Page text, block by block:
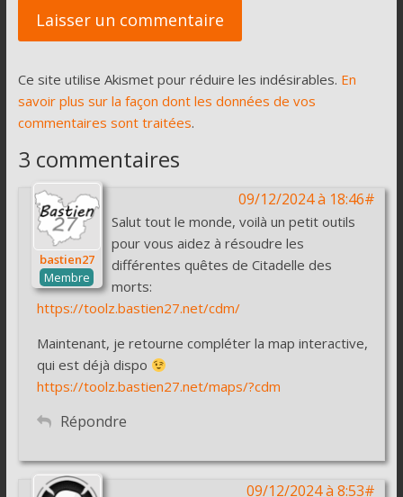
Ce site utilise Akismet pour réduire les indésirables. En
savoir plus sur la façon dont les données de vos
commentaires sont traitées.
3 commentaires
09/12/2024 à 18:46#
bastien27
Membre
Salut tout le monde, voilà un petit outils
pour vous aidez à résoudre les
différentes quêtes de Citadelle des
morts:
https://toolz.bastien27.net/cdm/
Maintenant, je retourne compléter la map interactive,
qui est déjà dispo
https://toolz.bastien27.net/maps/?cdm
Répondre
09/12/2024 à 8:53#